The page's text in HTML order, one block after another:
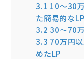
3.1 10〜30
た簡易的なLP
3.2 30〜70
3.3 70万円
めたLP